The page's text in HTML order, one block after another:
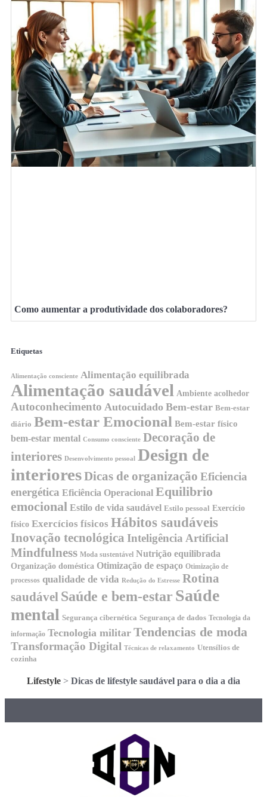
Como aumentar a produtividade dos colaboradores?
Etiquetas
Alimentação consciente Alimentação equilibrada
Alimentação saudável Ambiente acolhedor
Autoconhecimento Autocuidado Bem-estar Bem-estar
diário Bem-estar Emocional Bem-estar físico
bem-estar mental Consumo consciente Decoração de
interiores Desenvolvimento pessoal
Design de
interioresDicas de organização Eficiencia
energética Eficiência Operacional Equilibrio
emocional Estilo de vida saudável Estilo pessoal Exercício
físico Exercícios físicos Hábitos saudáveis
Inovação tecnológica Inteligência Artificial
Mindfulness Moda sustentável Nutrição equilibrada
Organização doméstica Otimização de espaço Otimização de
processos qualidade de vida Redução do Estresse Rotina
saudável Saúde e bem-estar Saúde
mental Segurança cibernética Segurança de dados Tecnologia da
informação Tecnologia militar Tendencias de moda
Transformação Digital Técnicas de relaxamento Utensílios de
cozinha
Lifestyle > Dicas de lifestyle saudável para o dia a dia